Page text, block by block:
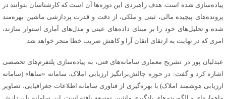
پیاده‌سازی شده است. هدف راهبردی این دوره‌ها آن است که کارشناسان بتوانند در
پرونده‌های پیچیده مالی، ثبتی و ملکی، از دقت و قدرت پردازشی ماشین بهره‌مند
شده و تحلیل‌های خود را بر مبنای داده‌های عینی و مدل‌های آماری استوار سازند،
امری که در نهایت به ارتقای اتقان آرا و کاهش ضریب خطا منجر خواهد شد.
عبدلیان پور در تشریح معماری سامانه‌های فنی، به پیاده‌سازی پلتفرم‌های تخصصی
اشاره کرد و گفت: در حوزه چالش‌برانگیز ارزیابی املاک، سامانه «ساها» (سامانه
ارزیابی هوشمند املاک) با بهره‌گیری از فناوری سامانه اطلاعات جغرافیایی، تصاویر